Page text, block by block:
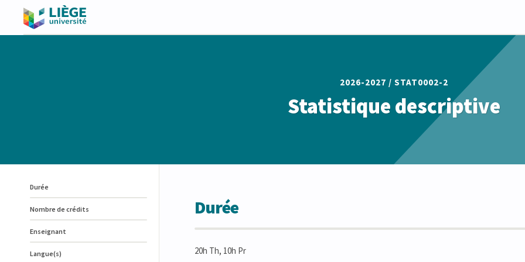
2026-2027 / STAT0002-2
Statistique descriptive
Durée
Nombre de crédits
Enseignant
Langue(s)
Durée
20h Th, 10h Pr